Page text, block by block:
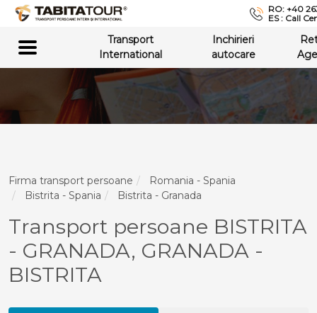
RO: +40
ES : Call
Transport
International
Inchirieri
autocare
Firma transport persoane
Romania - Spania
Bistrita - Spania
Bistrita - Granada
Transport persoane BISTRITA
- GRANADA, GRANADA -
BISTRITA